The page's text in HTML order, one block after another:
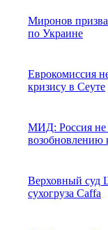
Миронов
по Украине
Еврокомиссия
кризису в Сеуте
МИД: Россия не
возобновлению
Верховный суд
сухогруза Caffa